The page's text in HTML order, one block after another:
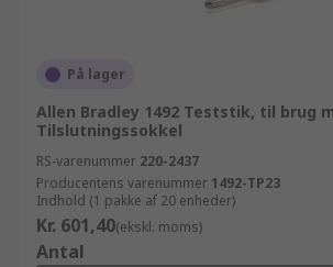
På lager
Allen Bradley 1492 Teststik, til brug
Tilslutningssokkel
RS-varenummer 220-2437
Producentens varenummer 1492-TP23
Indhold (1 pakke af 20 enheder)
Kr. 601,40(ekskl. moms)
Antal